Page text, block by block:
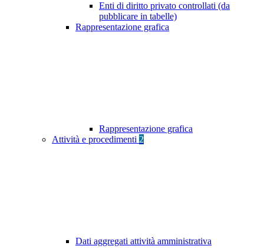
Enti di diritto privato controllati (da
pubblicare in tabelle)
Rappresentazione grafica
Rappresentazione grafica
Attività e procedimenti 2
Dati aggregati attività amministrativa